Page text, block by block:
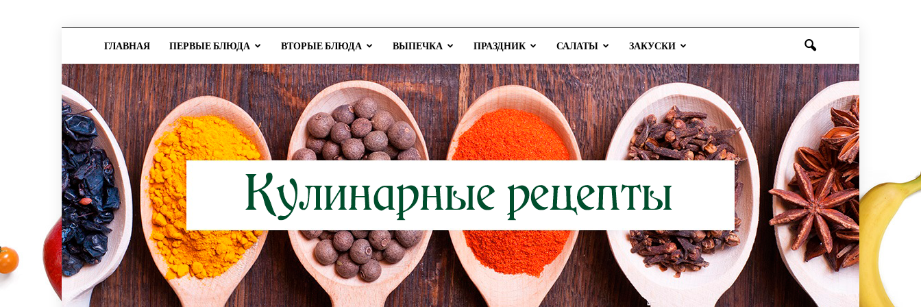
ГЛАВНАЯ ПЕРВЫЕ БЛЮДА ВТОРЫЕ БЛЮДА ВЫПЕЧКА ПРАЗДНИК САЛАТЫ ЗАКУСКИ